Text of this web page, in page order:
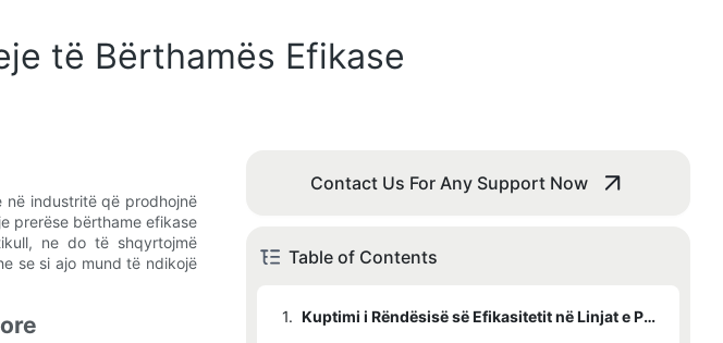
të Bërthamës Efikase
në industritë që prodhojnë
prerëse bërthame efikase
ne do të shqyrtojmë
se si ajo mund të ndikojë
Contact Us For Any Support Now
Table of Contents
1.
Kuptimi i Rëndësisë së Efikasitetit në Linjat e Prerjes Bërthamore